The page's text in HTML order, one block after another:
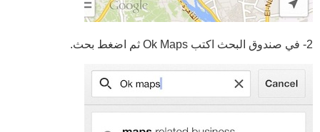
2- في صندوق البحث اكتب Ok Maps ثم اضغط بحث.